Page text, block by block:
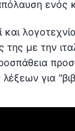
ενός
της με την
για